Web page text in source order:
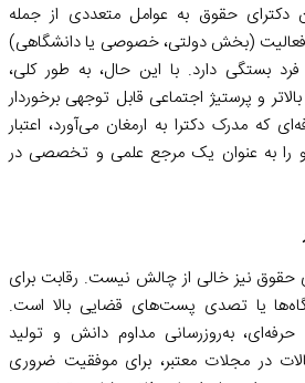
دکترای حقوق به عوامل متعددی از جمله
(بخش دولتی، خصوصی یا دانشگاهی)
بستگی دارد. با این حال، به طور کلی،
و پرستیژ اجتماعی قابل توجهی برخوردار
که مدرک دکترا به ارمغان می‌آورد، اعتبار
را به عنوان یک مرجع علمی و تخصصی در
حقوق نیز خالی از چالش نیست. رقابت برای
یا تصدی پست‌های قضایی بالا است.
حرفه‌ای، به‌روزرسانی مداوم دانش و تولید
در مجلات معتبر، برای موفقیت ضروری